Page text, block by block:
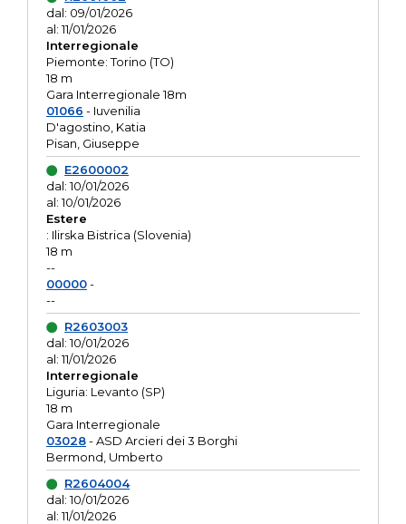
dal: 09/01/2026
al: 11/01/2026
Interregionale
Piemonte: Torino (TO)
18 m
Gara Interregionale 18m
01066 - Iuvenilia
D'agostino, Katia
Pisan, Giuseppe
E2600002
dal: 10/01/2026
al: 10/01/2026
Estere
: Ilirska Bistrica (Slovenia)
18 m
--
00000-
--
R2603003
dal: 10/01/2026
al: 11/01/2026
Interregionale
Liguria: Levanto (SP)
18 m
Gara Interregionale
03028- ASD Arcieri dei 3 Borghi
Bermond, Umberto
R2604004
dal: 10/01/2026
al: 11/01/2026